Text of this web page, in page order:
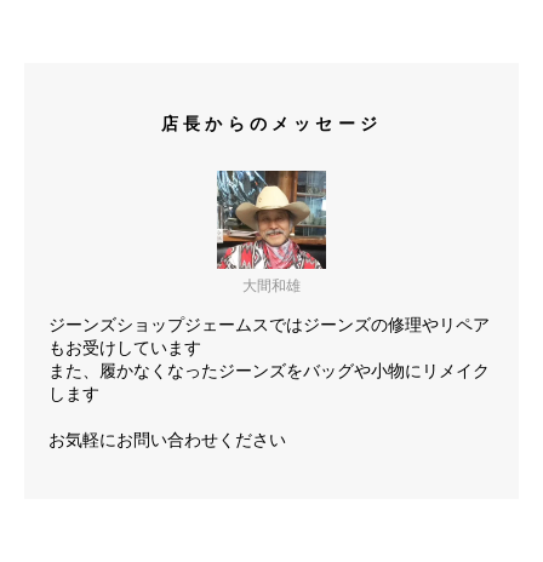
店長からのメッセージ
大間和雄
ジーンズショップジェームスではジーンズの修理やリペア
もお受けしています
また、履かなくなったジーンズをバッグや小物にリメイク
します
お気軽にお問い合わせください